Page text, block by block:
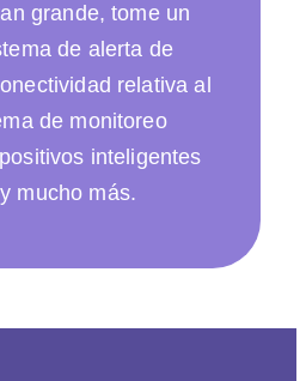
grande, tome un
de alerta de
relativa al
de monitoreo
inteligentes
mucho más.